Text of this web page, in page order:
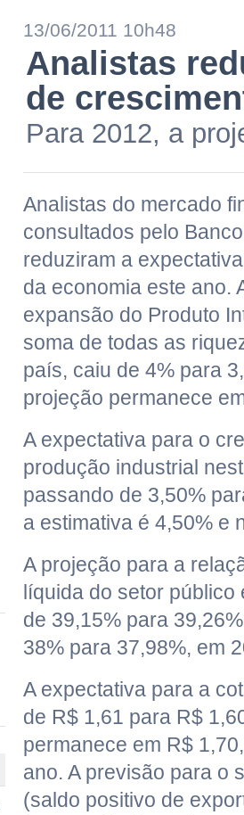
13/06/2011 10h48
Analistas
de
Para 2012, a
Analistas do mercado
consultados pelo
reduziram a
da economia este ano.
expansão do Produto
soma de todas as
país, caiu de 4% para
projeção permanece
A expectativa para o
produção industrial
passando de 3,50%
a estimativa é 4,50% e
A projeção para a
líquida do setor público
de 39,15% para
38% para 37,98%, em
A expectativa para a
de R$ 1,61 para R$
permanece em R$
ano. A previsão para o
(saldo positivo de